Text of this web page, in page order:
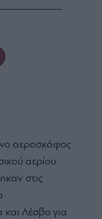
αεροσκάφος
αερίου
στις
και Λέσβο για